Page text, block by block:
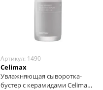
Артикул: 1490
Celimax
Увлажняющая сыворотка-
бустер с керамидами Celimax